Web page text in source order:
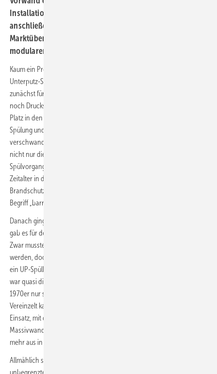
Installation sorgen. Dieser Beitrag und die daran
anschließende, auf Angaben der Hersteller beruhende
Markt­übersicht geben einen Einblick in die Welt
modularer Vorwandsysteme. → Dietmar Stump
Kaum ein Produkt hat die Sanitärwelt so nachhaltig geprägt wie der
Unterputz-Spülkasten (Bild 1). Er wurde 1964 der Sanitär-Fachwelt
zunächst für den Nassbau vorgestellt. Stand der Technik waren da
noch Druckspüler und Aufputz-Spülkästen. Doch die nahmen viel
Platz in den Nassräumen in Anspruch, waren zudem sehr laut bei der
Spülung und hatten einen hohen Wasserverbrauch. Plötzlich
verschwand der Spülkasten platzsparend in der Wand. Damit wurde
nicht nur die Reinigungsfreundlichkeit verbessert, sondern der
Spülvorgang durch das Betätigen einer Taste erleichtert. Ein neues
Zeitalter in der Badgestaltung hatte begonnen. Schallschutz- und
Brandschutzanforderungen steckten noch in der Kinderschuhen, den
Begriff „barrierefrei“ gab es noch nicht.
Danach ging es in der Entwicklung etappenweise weiter. Bald danach
gab es für den UP-Spülkasten ein Montagegestell für den Nassbau.
Zwar musste der Montagerahmen vom Installateur zusammengebaut
werden, doch war es eine Vereinfachung für den Nassbau. Es folgte
ein UP-Spülkasten in einem vorkonfektionierten Montageelement. Das
war quasi die Geburtsstunde des Trockenbaus, der aber Anfang der
1970er nur selten auf Deutschlands Baustellen anzutreffen war.
Vereinzelt kamen selbsttragende Elemente für Trockenbauwände zum
Einsatz, mit denen auch eine halbhohe Vorwand vor einer
Massivwand erstellt werden konnte. Doch die Waage schlug immer
mehr aus in Richtung „trockene Ausbaumethoden“.
Allmählich schwappte der Trockenbau aus dem Land der
unbegrenzten Möglichkeiten über den Atlantik. Anfänglich